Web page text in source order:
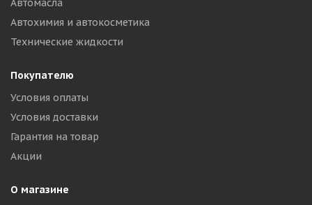
Автомасла
Автохимия и автокосметика
Технические жидкости
Покупателю
Условия оплаты
Условия доставки
Гарантия на товар
Акции
О магазине